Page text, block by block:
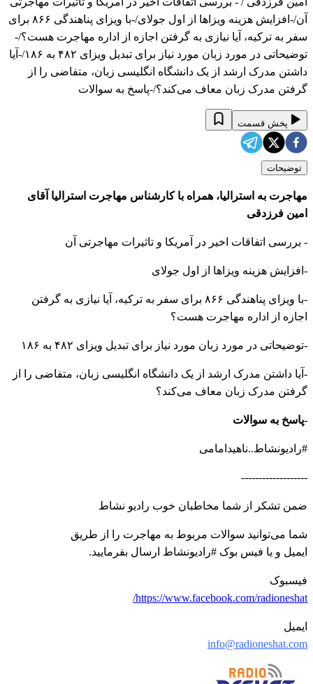
آن/-افزایش هزینه ویزاها از اول جولای/-با ویزای پناهندگی ۸۶۶ برای
سفر به ترکیه، آیا نیازی به گرفتن اجازه از اداره مهاجرت هست؟/-
توضیحاتی در مورد زبان مورد نیاز برای تبدیل ویزای ۴۸۲ به ۱۸۶/-آیا
داشتن مدرک ارشد از یک دانشگاه انگلیسی زبان، متفاضی را از
گرفتن مدرک زبان معاف می‌کند؟/-پاسخ به سوالات
پخش قسمت
توضیحات
مهاجرت به استرالیا، همراه با کارشناس مهاجرت استرالیا آقای
امین فرزدقی
- بررسی اتفاقات اخیر در آمریکا و تاثیرات مهاجرتی آن
-افزایش هزینه ویزاها از اول جولای
-با ویزای پناهندگی ۸۶۶ برای سفر به ترکیه، آیا نیازی به گرفتن
اجازه از اداره مهاجرت هست؟
-توضیحاتی در مورد زبان مورد نیاز برای تبدیل ویزای ۴۸۲ به ۱۸۶
-آیا داشتن مدرک ارشد از یک دانشگاه انگلیسی زبان، متفاضی را از
گرفتن مدرک زبان معاف می‌کند؟
-پاسخ به سوالات
#رادیونشاط..ناهیدامامی
-------------------
ضمن تشکر از شما مخاطبان خوب رادیو نشاط
شما می‌توانید سوالات مربوط به مهاجرت را از طریق
ایمیل و یا فیس بوک #رادیونشاط ارسال بفرمایید.
فیسبوک
https://www.facebook.com/radioneshat/
ایمیل
info@radioneshat.com